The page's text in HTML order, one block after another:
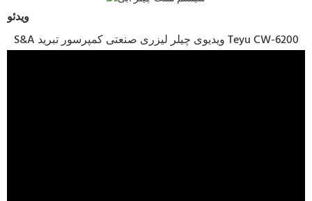
ویدئو
S&A ویدیوی چیلر لیزری صنعتی کمپرسور تبرید Teyu CW-6200